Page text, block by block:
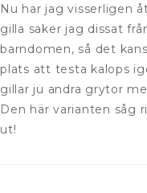
Nu har jag visserligen
gilla saker jag dissat
barndomen, så det
plats att testa kalops
gillar ju andra grytor
Den här varianten såg
ut!